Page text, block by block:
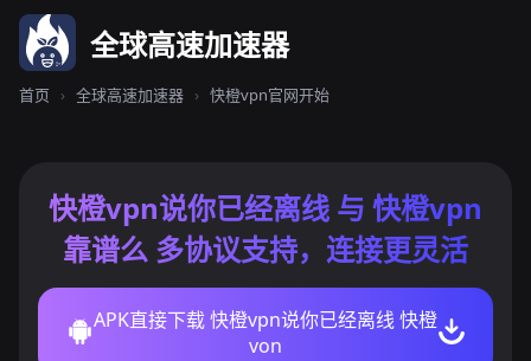
全球高速加速器
首页 › 全球高速加速器 › 快橙vpn官网开始
快橙vpn说你已经离线 与 快橙vpn
靠谱么 多协议支持，连接更灵活
APK直接下载 快橙vpn说你已经离线 快橙
von